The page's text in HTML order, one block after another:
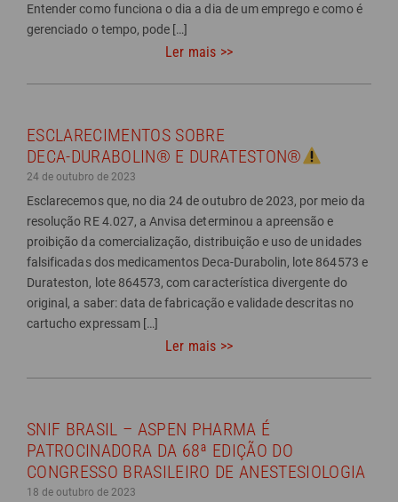
Entender como funciona o dia a dia de um emprego e como é
gerenciado o tempo, pode […]
Ler mais >>
ESCLARECIMENTOS SOBRE
DECA-DURABOLIN® E DURATESTON®
24 de outubro de 2023
Esclarecemos que, no dia 24 de outubro de 2023, por meio da
resolução RE 4.027, a Anvisa determinou a apreensão e
proibição da comercialização, distribuição e uso de unidades
falsificadas dos medicamentos Deca-Durabolin, lote 864573 e
Durateston, lote 864573, com característica divergente do
original, a saber: data de fabricação e validade descritas no
cartucho expressam […]
Ler mais >>
SNIF BRASIL – ASPEN PHARMA É
PATROCINADORA DA 68ª EDIÇÃO DO
CONGRESSO BRASILEIRO DE ANESTESIOLOGIA
18 de outubro de 2023